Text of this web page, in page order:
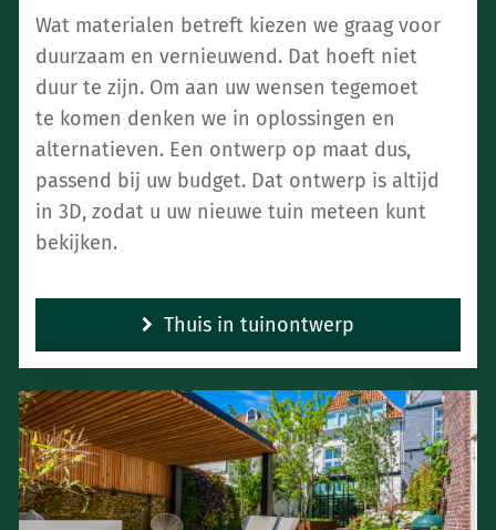
Wat materialen betreft kiezen we graag voor
duurzaam en vernieuwend. Dat hoeft niet
duur te zijn. Om aan uw wensen tegemoet
te komen denken we in oplossingen en
alternatieven. Een ontwerp op maat dus,
passend bij uw budget. Dat ontwerp is altijd
in 3D, zodat u uw nieuwe tuin meteen kunt
bekijken.
Thuis in tuinontwerp